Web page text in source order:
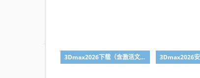
3Dmax2026下载（含激活文件） 3Dmax2026